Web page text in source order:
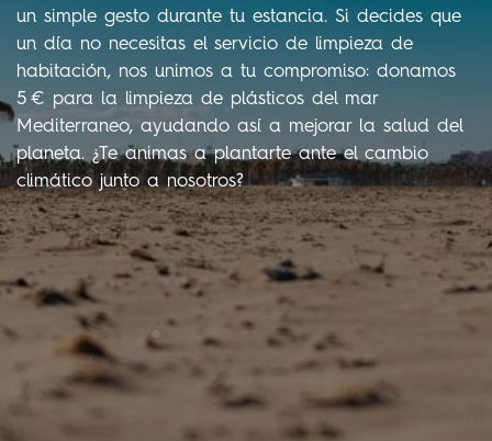
un simple gesto durante tu estancia. Si decides que
un día no necesitas el servicio de limpieza de
habitación, nos unimos a tu compromiso: donamos
5 € para la limpieza de plásticos del mar
Mediterraneo, ayudando así a mejorar la salud del
planeta. ¿Te animas a plantarte ante el cambio
climático junto a nosotros?